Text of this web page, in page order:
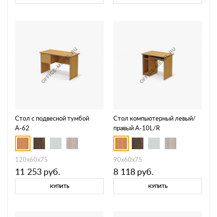
Стол с подвесной тумбой
А-62
120x60x75
11 253 руб.
КУПИТЬ
Стол компьютерный левый/
правый А-10L/R
90x60x75
8 118 руб.
КУПИТЬ